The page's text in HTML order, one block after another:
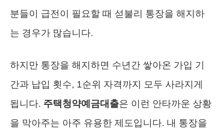
분들이 급전이 필요할 때 섣불리 통장을 해지하
는 경우가 많습니다.
하지만 통장을 해지하면 수년간 쌓아온 가입 기
간과 납입 횟수, 1순위 자격까지 모두 사라지게
됩니다. 주택청약예금대출은 이런 안타까운 상황
을 막아주는 아주 유용한 제도입니다. 내 통장을